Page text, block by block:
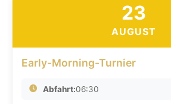
23
AUGUST
Early-Morning-Turnier
Abfahrt:06:30